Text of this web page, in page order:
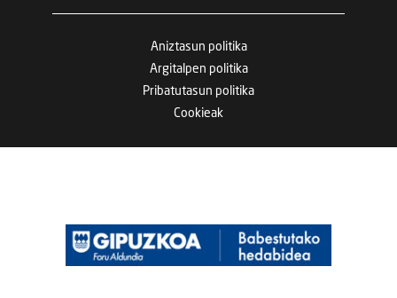
Aniztasun politika
Argitalpen politika
Pribatutasun politika
Cookieak